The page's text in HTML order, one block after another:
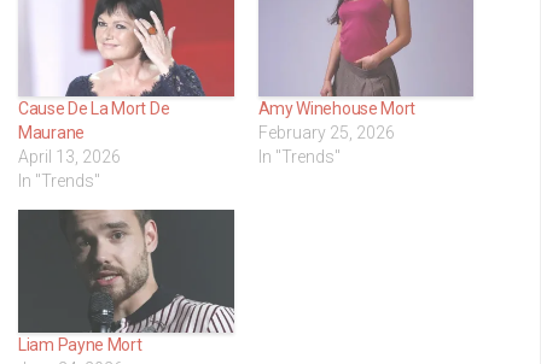
Cause De La Mort De
Maurane
April 13, 2026
In "Trends"
Amy Winehouse Mort
February 25, 2026
In "Trends"
Liam Payne Mort